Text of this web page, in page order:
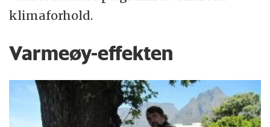
klimaforhold.
Varmeøy-effekten